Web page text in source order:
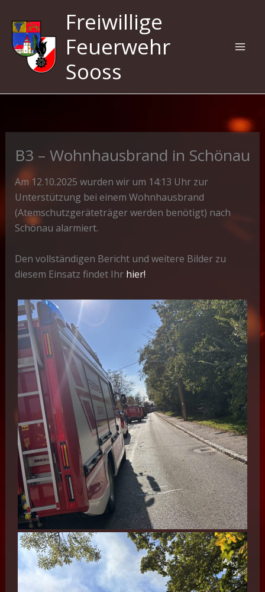
Inhalt
springen
Freiwillige
Feuerwehr
Sooss
B3 – Wohnhausbrand in Schönau
Am 12.10.2025 wurden wir um 14:13 Uhr zur
Unterstützung bei einem Wohnhausbrand
(Atemschutzgeräteträger werden benötigt) nach
Schönau alarmiert.
Den vollständigen Bericht und weitere Bilder zu
diesem Einsatz findet Ihr hier!